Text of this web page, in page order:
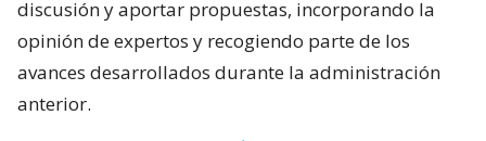
discusión y aportar propuestas, incorporando la
opinión de expertos y recogiendo parte de los
avances desarrollados durante la administración
anterior.